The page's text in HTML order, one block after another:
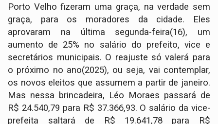
Porto Velho fizeram uma graça, na verdade sem
graça, para os moradores da cidade. Eles
aprovaram na última segunda-feira(16), um
aumento de 25% no salário do prefeito, vice e
secretários municipais. O reajuste só valerá para
o próximo no ano(2025), ou seja, vai contemplar,
os novos eleitos que assumem a partir de janeiro.
Mas nessa brincadeira, Léo Moraes passará de
R$ 24.540,79 para R$ 37.366,93. O salário da vice-
prefeita saltará de R$ 19.641,78 para R$